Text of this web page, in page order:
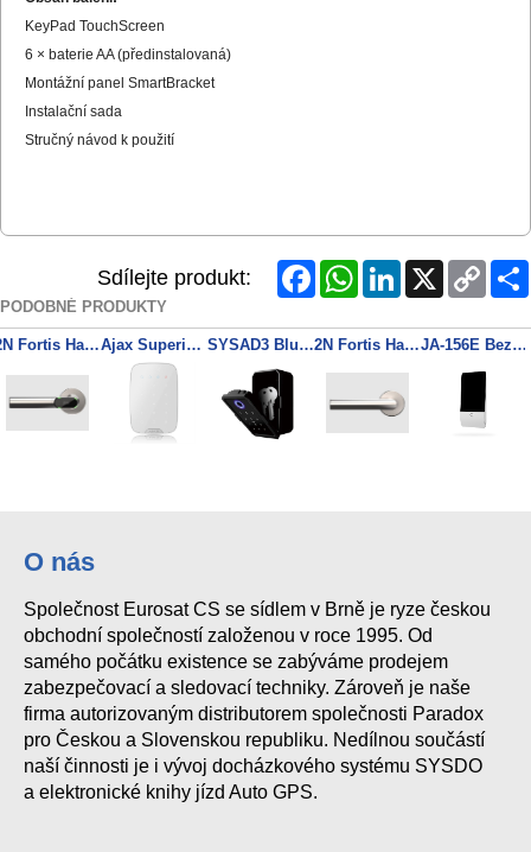
KeyPad TouchScreen
6 × baterie AA (předinstalovaná)
Montážní panel SmartBracket
Instalační sada
Stručný návod k použití
Sdílejte produkt: FacebookWhatsAppLinkedInX
Copy
Link
PODOBNÉ PRODUKTY
2N Fortis Handle - Elektronická klika, tvar L, levá Ajax Superior KeyPad Plus Jeweller (8EU) ASP white SYSAD3 Bluetooth Key box Tuya Finger/Key/MF 2N Fortis Handle - Mechanická klika, tvar L, levá JA-156E Bezdrátová dotyková klávesnice RFID, bílá
O nás
Společnost Eurosat CS se sídlem v Brně je ryze českou
obchodní společností založenou v roce 1995. Od
samého počátku existence se zabýváme prodejem
zabezpečovací a sledovací techniky. Zároveň je naše
firma autorizovaným distributorem společnosti Paradox
pro Českou a Slovenskou republiku. Nedílnou součástí
naší činnosti je i vývoj docházkového systému SYSDO
a elektronické knihy jízd Auto GPS.